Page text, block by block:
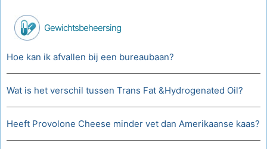
Gewichtsbeheersing
Hoe kan ik afvallen bij een bureaubaan?
Wat is het verschil tussen Trans Fat &Hydrogenated Oil?
Heeft Provolone Cheese minder vet dan Amerikaanse kaas?